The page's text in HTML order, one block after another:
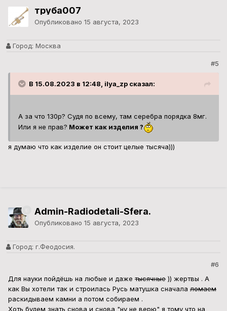
труба007
Опубликовано 15 августа, 2023
Город: Москва
#5
В 15.08.2023 в 12:48, ilya_zp сказал:
А за что 130р? Судя по всему, там серебра порядка 8мг.
Или я не прав? Может как изделия ?
я думаю что как изделие он стоит целые тысяча)))
Admin-Radiodetali-Sfera.
Опубликовано 15 августа, 2023
Город: г.Феодосия.
#6
Для науки пойдёшь на любые и даже тысячные )) жертвы . А
как Вы хотели так и строилась Русь матушка сначала ломаем
раскидываем камни а потом собираем .
Хоть будем знать снова и снова "ну не верю" я тому что на